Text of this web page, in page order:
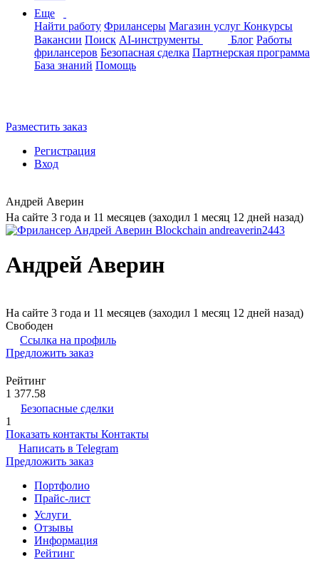
Еще
Найти работу Фрилансеры Магазин услуг Конкурсы
Вакансии Поиск AI-инструменты Блог Работы
фрилансеров Безопасная сделка Партнерская программа
База знаний Помощь
Разместить заказ
Регистрация
Вход
Андрей Аверин
На сайте 3 года и 11 месяцев (заходил 1 месяц 12 дней назад)
Андрей Аверин
На сайте 3 года и 11 месяцев (заходил 1 месяц 12 дней назад)
Свободен
Ссылка на профиль
Предложить заказ
Рейтинг
1 377.58
Безопасные сделки
1
Показать контакты Контакты
Написать в Telegram
Предложить заказ
Портфолио
Прайс-лист
Услуги
Отзывы
Информация
Рейтинг